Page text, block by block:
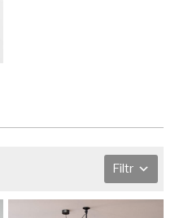
Filtr